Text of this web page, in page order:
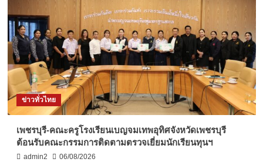
ข่าวทั่วไทย
เพชรบุรี-คณะครูโรงเรียนเบญจมเทพอุทิศจังหวัดเพชรบุรี
ต้อนรับคณะกรรมการติดตามตรวจเยี่ยมนักเรียนทุนฯ
admin2 06/08/2026